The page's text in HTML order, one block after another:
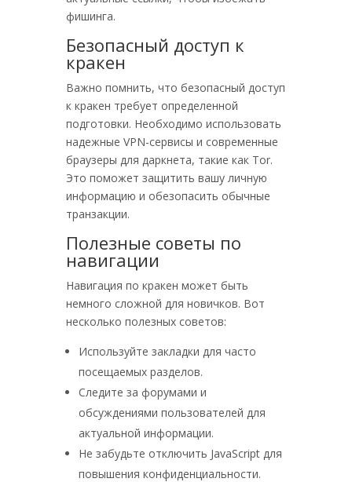
фишинга.
Безопасный доступ к
кракен
Важно помнить, что безопасный доступ
к кракен требует определенной
подготовки. Необходимо использовать
надежные VPN-сервисы и современные
браузеры для даркнета, такие как Tor.
Это поможет защитить вашу личную
информацию и обезопасить обычные
транзакции.
Полезные советы по
навигации
Навигация по кракен может быть
немного сложной для новичков. Вот
несколько полезных советов:
Используйте закладки для часто
посещаемых разделов.
Следите за форумами и
обсуждениями пользователей для
актуальной информации.
Не забудьте отключить JavaScript для
повышения конфиденциальности.